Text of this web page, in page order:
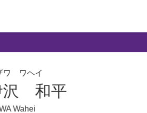
ワ ワヘイ
沢 和平
Wahei